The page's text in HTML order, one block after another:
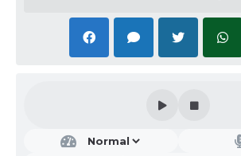
ETO
RIA